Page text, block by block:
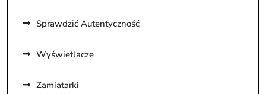
Sprawdzić Autentyczność
Wyświetlacze
Zamiatarki